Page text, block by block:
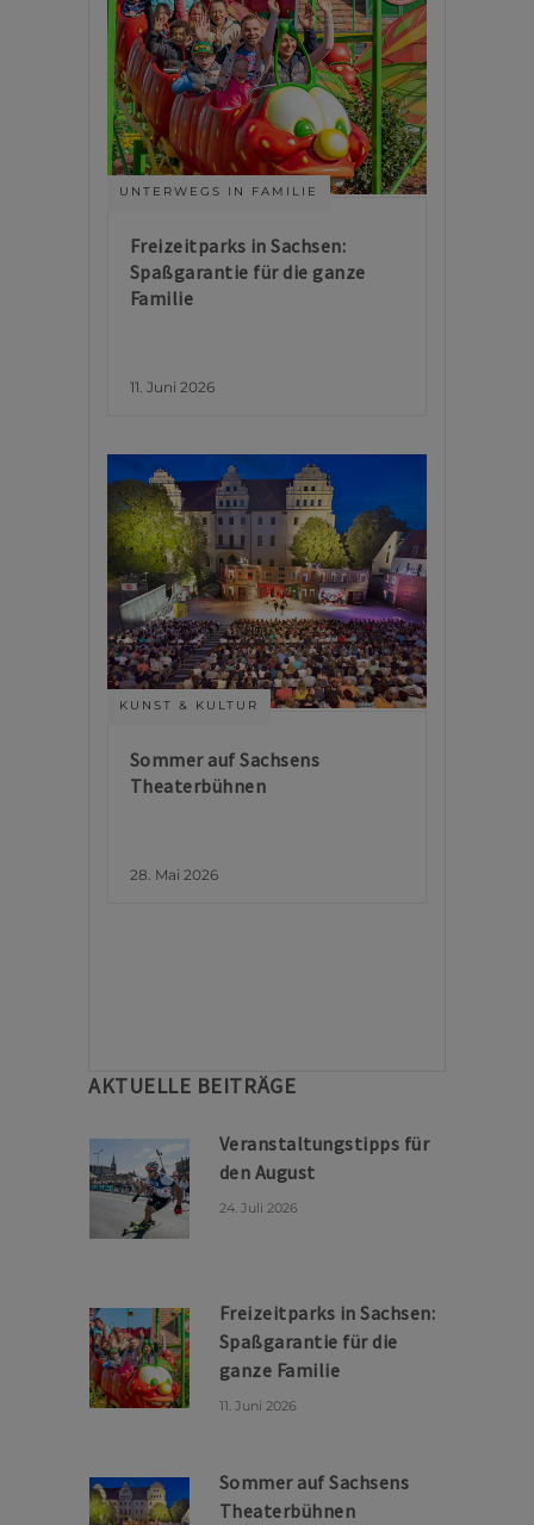
UNTERWEGS IN FAMILIE
Freizeitparks in Sachsen:
Spaßgarantie für die ganze
Familie
11. Juni 2026
KUNST & KULTUR
Sommer auf Sachsens
Theaterbühnen
28. Mai 2026
AKTUELLE BEITRÄGE
Veranstaltungstipps für
den August
24. Juli 2026
Freizeitparks in Sachsen:
Spaßgarantie für die
ganze Familie
11. Juni 2026
Sommer auf Sachsens
Theaterbühnen